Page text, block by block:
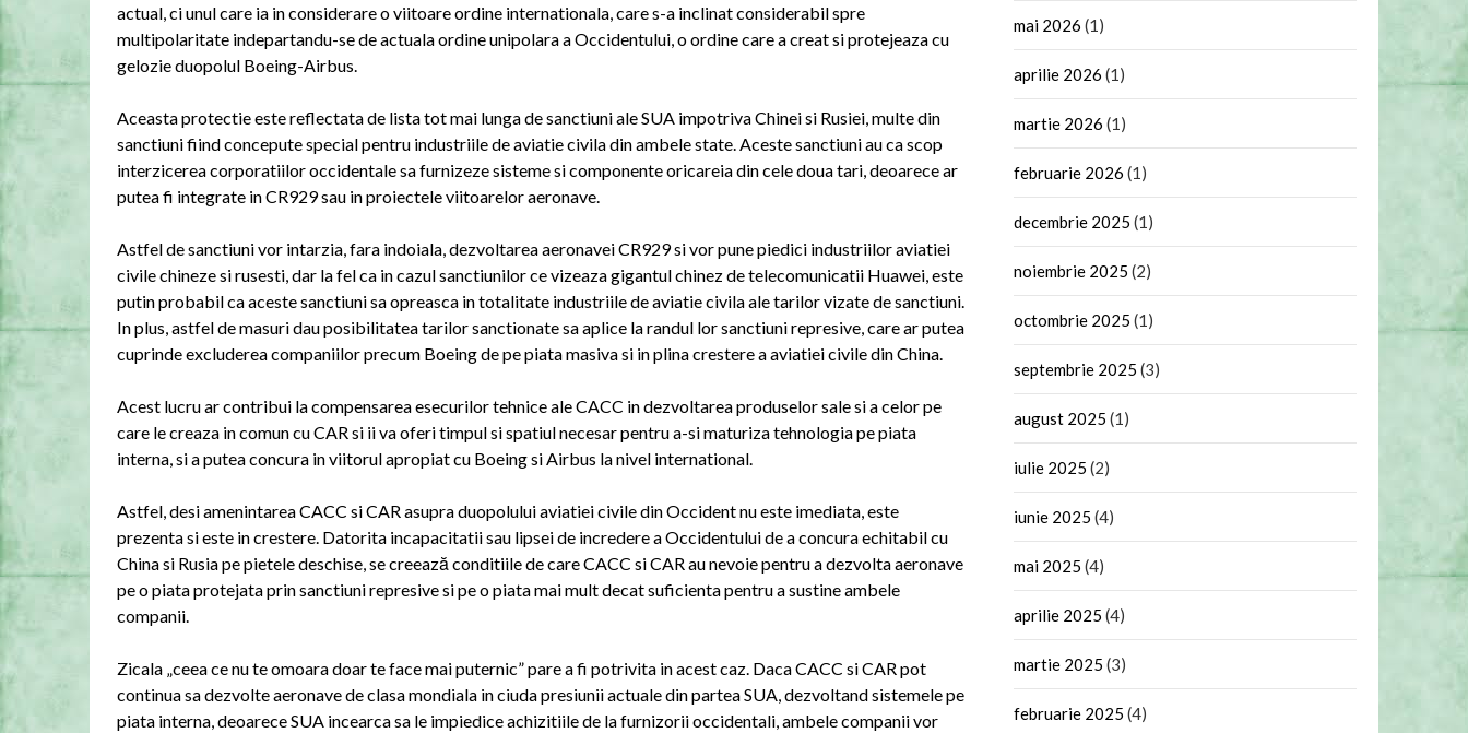
actual, ci unul care ia in considerare o viitoare ordine internationala, care s-a inclinat considerabil spre
multipolaritate indepartandu-se de actuala ordine unipolara a Occidentului, o ordine care a creat si protejeaza cu
gelozie duopolul Boeing-Airbus.
Aceasta protectie este reflectata de lista tot mai lunga de sanctiuni ale SUA impotriva Chinei si Rusiei, multe din
sanctiuni fiind concepute special pentru industriile de aviatie civila din ambele state. Aceste sanctiuni au ca scop
interzicerea corporatiilor occidentale sa furnizeze sisteme si componente oricareia din cele doua tari, deoarece ar
putea fi integrate in CR929 sau in proiectele viitoarelor aeronave.
Astfel de sanctiuni vor intarzia, fara indoiala, dezvoltarea aeronavei CR929 si vor pune piedici industriilor aviatiei
civile chineze si rusesti, dar la fel ca in cazul sanctiunilor ce vizeaza gigantul chinez de telecomunicatii Huawei, este
putin probabil ca aceste sanctiuni sa opreasca in totalitate industriile de aviatie civila ale tarilor vizate de sanctiuni.
In plus, astfel de masuri dau posibilitatea tarilor sanctionate sa aplice la randul lor sanctiuni represive, care ar putea
cuprinde excluderea companiilor precum Boeing de pe piata masiva si in plina crestere a aviatiei civile din China.
Acest lucru ar contribui la compensarea esecurilor tehnice ale CACC in dezvoltarea produselor sale si a celor pe
care le creaza in comun cu CAR si ii va oferi timpul si spatiul necesar pentru a-si maturiza tehnologia pe piata
interna, si a putea concura in viitorul apropiat cu Boeing si Airbus la nivel international.
Astfel, desi amenintarea CACC si CAR asupra duopolului aviatiei civile din Occident nu este imediata, este
prezenta si este in crestere. Datorita incapacitatii sau lipsei de incredere a Occidentului de a concura echitabil cu
China si Rusia pe pietele deschise, se creează conditiile de care CACC si CAR au nevoie pentru a dezvolta aeronave
pe o piata protejata prin sanctiuni represive si pe o piata mai mult decat suficienta pentru a sustine ambele
companii.
Zicala „ceea ce nu te omoara doar te face mai puternic” pare a fi potrivita in acest caz. Daca CACC si CAR pot
continua sa dezvolte aeronave de clasa mondiala in ciuda presiunii actuale din partea SUA, dezvoltand sistemele pe
piata interna, deoarece SUA incearca sa le impiedice achizitiile de la furnizorii occidentali, ambele companii vor
mai 2026 (1)
aprilie 2026 (1)
martie 2026 (1)
februarie 2026 (1)
decembrie 2025 (1)
noiembrie 2025 (2)
octombrie 2025 (1)
septembrie 2025 (3)
august 2025 (1)
iulie 2025 (2)
iunie 2025 (4)
mai 2025 (4)
aprilie 2025 (4)
martie 2025 (3)
februarie 2025 (4)